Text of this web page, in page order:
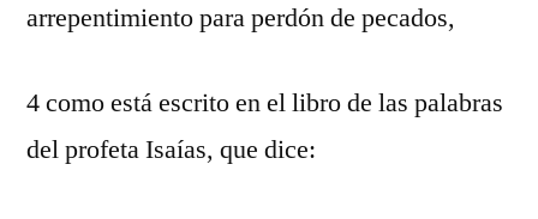
arrepentimiento para perdón de pecados,
4 como está escrito en el libro de las palabras
del profeta Isaías, que dice: